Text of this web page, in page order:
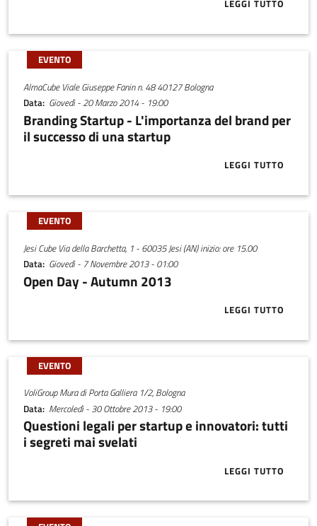
LEGGI TUTTO
ABOUT
EVENTO
AlmaCube Viale Giuseppe Fanin n. 48 40127 Bologna
Data Giovedì - 20 Marzo 2014 - 19:00
Branding Startup - L'importanza del brand per
il successo di una startup
LEGGI TUTTO
ABOUT
EVENTO
Jesi Cube Via della Barchetta, 1 - 60035 Jesi (AN) inizio: ore 15.00
Data Giovedì - 7 Novembre 2013 - 01:00
Open Day - Autumn 2013
LEGGI TUTTO
ABOUT
EVENTO
VoliGroup Mura di Porta Galliera 1/2, Bologna
Data Mercoledì - 30 Ottobre 2013 - 19:00
Questioni legali per startup e innovatori: tutti
i segreti mai svelati
LEGGI TUTTO
ABOUT